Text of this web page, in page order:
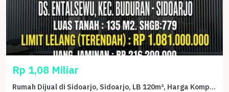
Rp 1,08 Miliar
Rumah Dijual di Sidoarjo, Sidoarjo, LB 120m², Harga Kompetitif!